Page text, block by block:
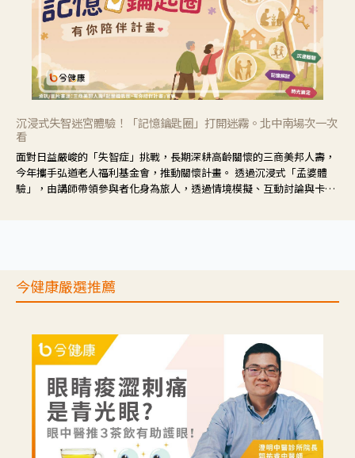
沉浸式失智迷宮體驗！「記憶鑰匙圈」打開迷霧。北中南場次一次
看
面對日益嚴峻的「失智症」挑戰，長期深耕高齡關懷的三商美邦人壽，
今年攜手弘道老人福利基金會，推動關懷計畫。 透過沉浸式「孟婆體
驗」，由講師帶領參與者化身為旅人，透過情境模擬、互動討論與卡牌
今健康嚴選推薦